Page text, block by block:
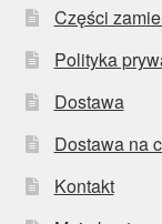
Części
Polityka
Dostawa
Dostawa na
Kontakt